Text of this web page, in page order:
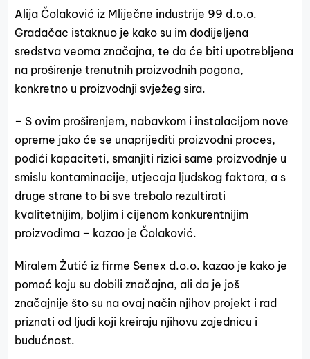
Alija Čolaković iz Mliječne industrije 99 d.o.o.
Gradačac istaknuo je kako su im dodijeljena
sredstva veoma značajna, te da će biti upotrebljena
na proširenje trenutnih proizvodnih pogona,
konkretno u proizvodnji svježeg sira.
– S ovim proširenjem, nabavkom i instalacijom nove
opreme jako će se unaprijediti proizvodni proces,
podići kapaciteti, smanjiti rizici same proizvodnje u
smislu kontaminacije, utjecaja ljudskog faktora, a s
druge strane to bi sve trebalo rezultirati
kvalitetnijim, boljim i cijenom konkurentnijim
proizvodima – kazao je Čolaković.
Miralem Žutić iz firme Senex d.o.o. kazao je kako je
pomoć koju su dobili značajna, ali da je još
značajnije što su na ovaj način njihov projekt i rad
priznati od ljudi koji kreiraju njihovu zajednicu i
budućnost.